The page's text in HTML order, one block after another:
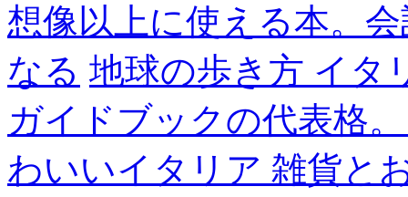
想像以上に使える本。
なる 地球の歩き方 イタ
ガイドブックの代表格
わいいイタリア 雑貨と